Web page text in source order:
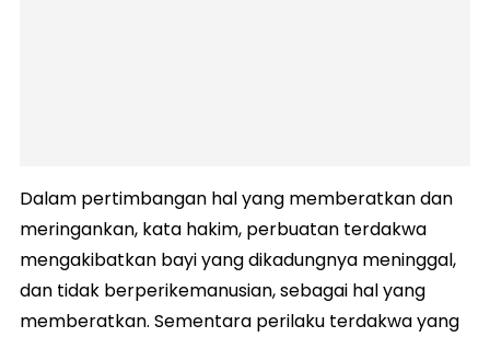
Dalam pertimbangan hal yang memberatkan dan
meringankan, kata hakim, perbuatan terdakwa
mengakibatkan bayi yang dikadungnya meninggal,
dan tidak berperikemanusian, sebagai hal yang
memberatkan. Sementara perilaku terdakwa yang